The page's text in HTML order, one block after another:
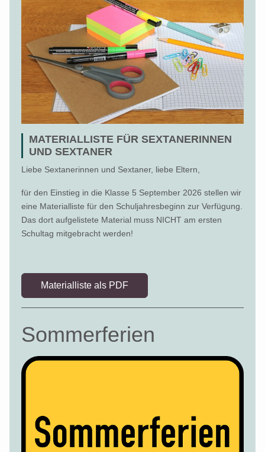
MATERIALLISTE FÜR SEXTANERINNEN
UND SEXTANER
Liebe Sextanerinnen und Sextaner, liebe Eltern,
für den Einstieg in die Klasse 5 September 2026 stellen wir
eine Materialliste für den Schuljahresbeginn zur Verfügung.
Das dort aufgelistete Material muss NICHT am ersten
Schultag mitgebracht werden!
Materialliste als PDF
Sommerferien